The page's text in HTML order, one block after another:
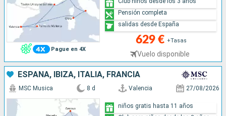
Pague en 4X
629 € +Tasas
Vuelo disponible
Pensión completa
salidas desde España
ESPAÑA, IBIZA, ITALIA, FRANCIA
MSC Musica 8 d Valencia 27/08/2026
niños gratis hasta 11 años